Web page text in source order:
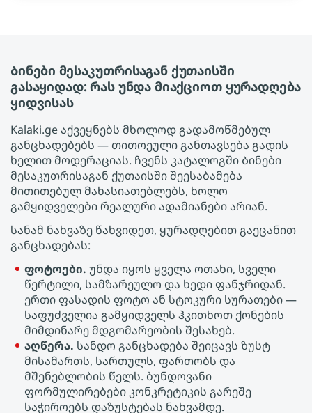
Ბინები მესაკუთრისაგან ქუთაისში
გასაყიდად: რას უნდა მიაქციოთ ყურადღება
ყიდვისას
Kalaki.ge აქვეყნებს მხოლოდ გადამოწმებულ
განცხადებებს — თითოეული განთავსება გადის
ხელით მოდერაციას. ჩვენს კატალოგში Ბინები
მესაკუთრისაგან ქუთაისში შეესაბამება
მითითებულ მახასიათებლებს, ხოლო
გამყიდველები რეალური ადამიანები არიან.
სანამ ნახვაზე წახვიდეთ, ყურადღებით გაეცანით
განცხადებას:
ფოტოები. უნდა იყოს ყველა ოთახი, სველი
წერტილი, სამზარეულო და ხედი ფანჯრიდან.
ერთი ფასადის ფოტო ან სტოკური სურათები —
საფუძველია გამყიდველს ჰკითხოთ ქონების
მიმდინარე მდგომარეობის შესახებ.
აღწერა. სანდო განცხადება შეიცავს ზუსტ
მისამართს, სართულს, ფართობს და
მშენებლობის წელს. ბუნდოვანი
ფორმულირებები კონკრეტიკის გარეშე
საჭიროებს დაზუსტებას ნახვამდე.